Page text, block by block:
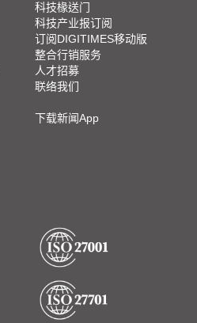
科技椽送门
科技产业报订阅
订阅DIGITIMES移动版
整合行销服务
人才招募
联络我们
下载新闻App